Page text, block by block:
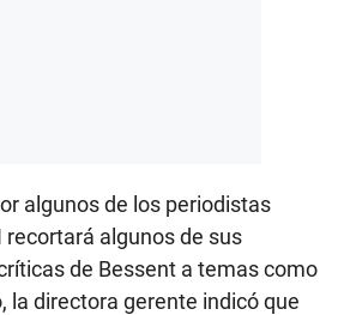
algunos de los periodistas
algunos de sus
de Bessent a temas como
la directora gerente indicó que